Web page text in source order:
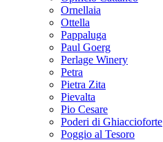
Ornellaia
Ottella
Pappaluga
Paul Goerg
Perlage Winery
Petra
Pietra Zita
Pievalta
Pio Cesare
Poderi di Ghiaccioforte
Poggio al Tesoro